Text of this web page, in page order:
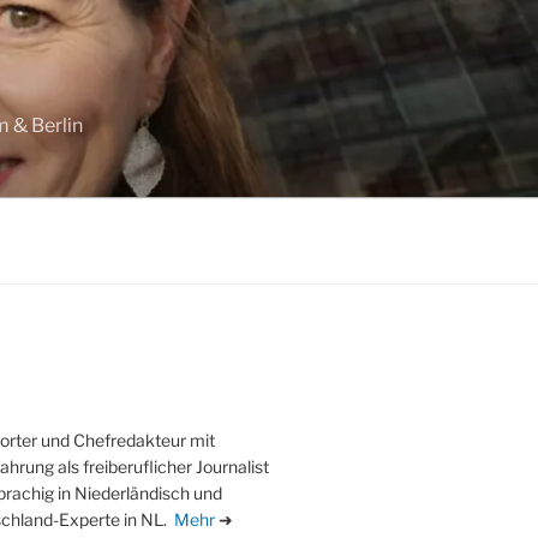
& Berlin
und Chefredakteur mit
als freiberuflicher Journalist
in Niederländisch und
Experte in NL. Mehr➜